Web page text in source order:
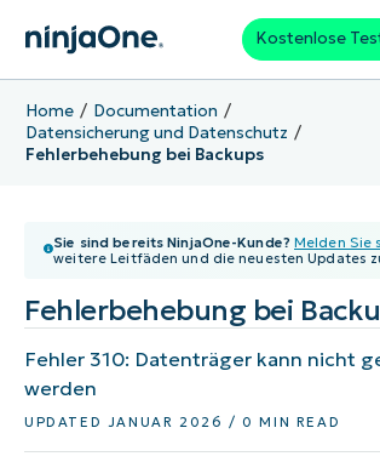
Kostenlose
Home
Documentation
Datensicherung und Datenschutz
Fehlerbehebung bei Backups
Sie sind bereits NinjaOne-Kunde? Melden Sie
weitere Leitfäden und die neuesten Updates
Fehlerbehebung bei
Fehler 310: Datenträger kann nicht
werden
UPDATED JANUAR 2026 / 0 MIN READ